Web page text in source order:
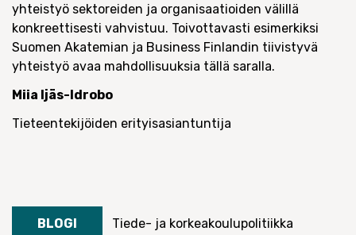
yhteistyö sektoreiden ja organisaatioiden välillä
konkreettisesti vahvistuu. Toivottavasti esimerkiksi
Suomen Akatemian ja Business Finlandin tiivistyvä
yhteistyö avaa mahdollisuuksia tällä saralla.
Miia Ijäs-Idrobo
Tieteentekijöiden erityisasiantuntija
BLOGI Tiede- ja korkeakoulupolitiikka